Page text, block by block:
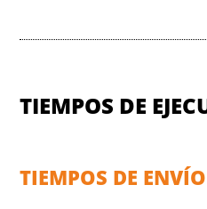
TIEMPOS DE
TIEMPOS DE